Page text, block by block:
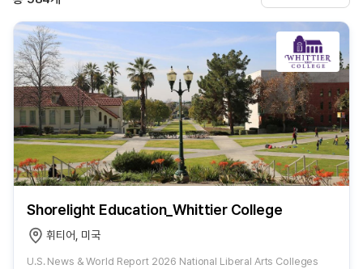
Shorelight Education_Whittier College
휘티어, 미국
U.S. News & World Report 2026 National Liberal Arts Colleges